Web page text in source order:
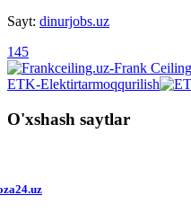
Sayt: dinurjobs.uz
145
ETK-Elektirtarmoqqurilish
O'xshash saytlar